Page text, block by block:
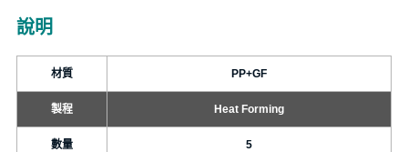
說明
材質 PP+GF
製程 Heat Forming
數量 5